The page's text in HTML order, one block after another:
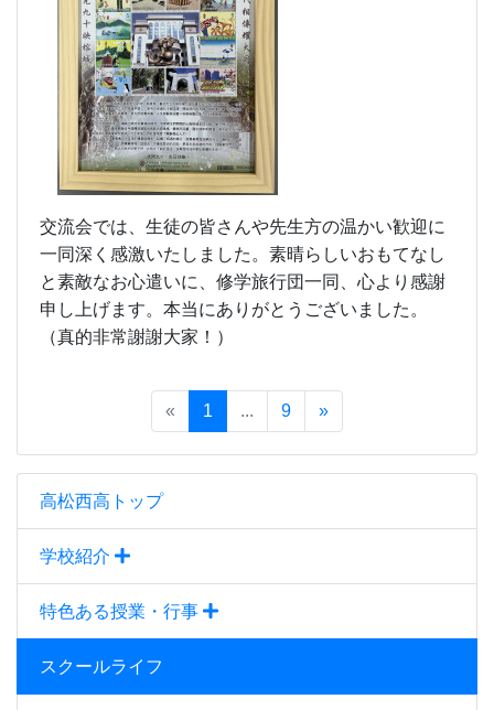
高松西高トップ
学校紹介
特色ある授業・行事
スクールライフ
交流会では、生徒の皆さんや先生方の温かい歓迎に
一同深く感激いたしました。素晴らしいおもてなし
と素敵なお心遣いに、修学旅行団一同、心より感謝
申し上げます。本当にありがとうございました。
（真的非常謝謝大家！）
« 1 ... 9 »